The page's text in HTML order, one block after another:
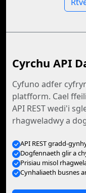
Cyrchu API
Cyfuno adfer
platfform. Cael
API REST wedi'i
rhagweladwy a
API REST gradd-
Dogfennaeth glir a
Prisiau misol
Cynhaliaeth busnes